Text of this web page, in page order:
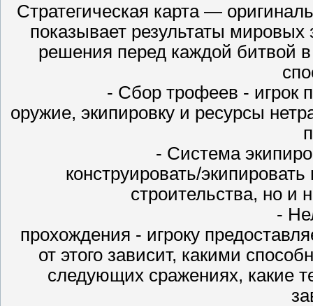
Стратегическая карта —
показывает результаты мировых
решения перед каждой битвой
- Сбор трофеев - игрок
оружие, экипировку и ресурсы
- Система
конструировать/
строительства, но и
-
прохождения - игроку
от этого зависит, какими
следующих сражениях, какие